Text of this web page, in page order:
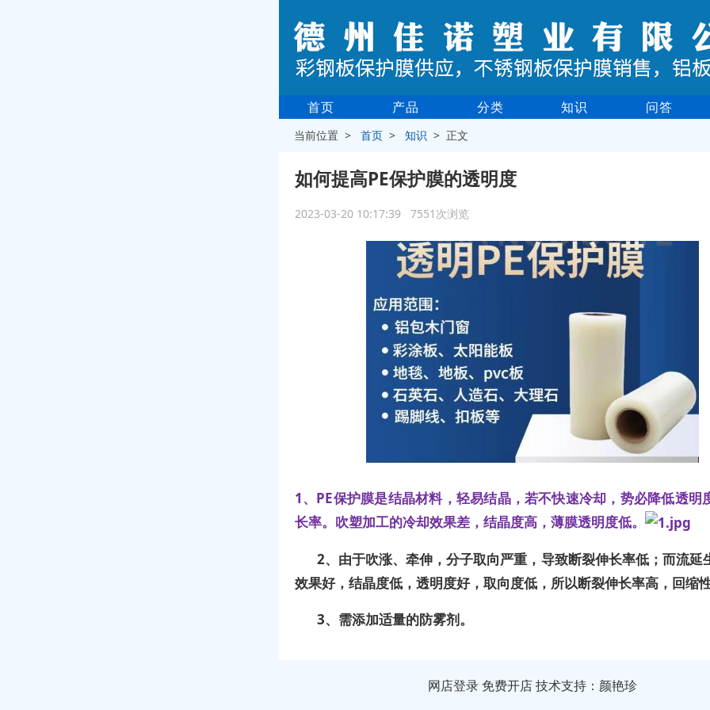
首页 产品 分类 知识 问答
当前位置 >首页 >知识 > 正文
如何提高PE保护膜的透明度
2023-03-20 10:17:39 7551次浏览
1、PE保护膜是结晶材料，轻易结晶，若不快速冷却，势必降低透明
长率。吹塑加工的冷却效果差，结晶度高，薄膜透明度低。
2、由于吹涨、牵伸，分子取向严重，导致断裂伸长率低；而流延
效果好，结晶度低，透明度好，取向度低，所以断裂伸长率高，回缩
3、需添加适量的防雾剂。
网店登录 免费开店技术支持：颜艳珍